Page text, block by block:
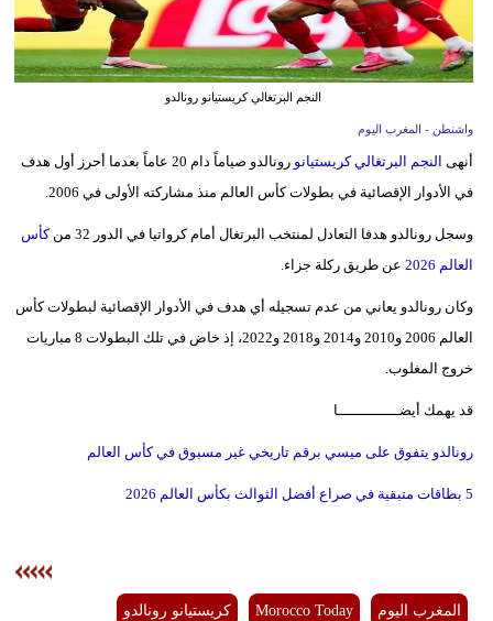
البرلمان
المغربي
مرأة
أزياء
علوم
وتكنولوجيا
النجم البرتغالي كريستيانو رونالدو
واشنطن - المغرب اليوم
أنهى النجم البرتغالي كريستيانو
رونالدو صياماً دام 20 عاماً بعدما أحرز أول هدف
في الأدوار الإقصائية في بطولات كأس العالم منذ مشاركته الأولى في 2006.
وسجل رونالدو هدفا التعادل لمنتخب البرتغال أمام كرواتيا في الدور 32 من
كأس
العالم 2026
عن طريق ركلة جزاء.
وكان رونالدو يعاني من عدم تسجيله أي هدف في الأدوار الإقصائية لبطولات كأس
العالم 2006 و2010 و2014 و2018 و2022، إذ خاض في تلك البطولات 8 مباريات
خروج المغلوب.
قد يهمك أيضــــــــــــــا
رونالدو يتفوق على ميسي برقم تاريخي غير مسبوق في كأس العالم
5 بطاقات متبقية في صراع أفضل الثوالث بكأس العالم 2026
المغرب اليوم Morocco Today كريستيانو رونالدو